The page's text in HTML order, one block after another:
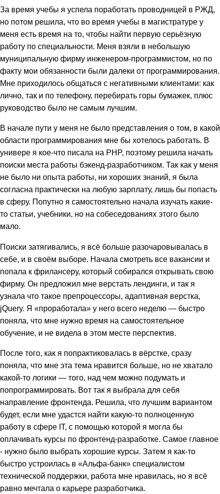
За время учебы я успела поработать проводницей в РЖД,
но потом решила, что во время учебы в магистратуре у
меня есть время на то, чтобы найти первую серьёзную
работу по специальности. Меня взяли в небольшую
муниципальную фирму инженером-программистом, но по
факту мои обязанности были далеки от программирования.
Мне приходилось общаться с негативными клиентами: как
лично, так и по телефону, перебирать горы бумажек, плюс
руководство было не самым лучшим.
В начале пути у меня не было представления о том, в какой
области программирования мне бы хотелось работать. В
универе я кое-что писала на PHP, поэтому решила начать
поиски места работы бэкенд-разработчиком. Так как у меня
не было ни опыта работы, ни хороших знаний, я была
согласна практически на любую зарплату, лишь бы попасть
в сферу. Попутно я самостоятельно начала изучать какие-
то статьи, учебники, но на собеседованиях этого было
мало.
Поиски затягивались, я всё больше разочаровывалась в
себе, и в своём выборе. Начала смотреть все вакансии и
попала к фрилансеру, который собирался открывать свою
фирму. Он предложил мне верстать лендинги, и так я
узнала что такое препроцессоры, адаптивная верстка,
jQuery. Я «проработала» у него всего неделю — быстро
поняла, что мне нужно время на самостоятельное
обучение, и не видела в этом месте перспектив.
После того, как я попрактиковалась в вёрстке, сразу
поняла, что мне эта тема нравится больше, но не хватало
какой-то логики — того, над чем можно подумать и
попрограммировать. Вот так я выбрала для себя
направление фронтенда. Решила, что лучшим вариантом
будет, если мне удастся найти какую-то полноценную
работу в сфере IT, с помощью которой я могла бы
оплачивать курсы по фронтенд-разработке. Самое главное
- нужно было выбрать хорошие курсы. Затем я как-то
быстро устроилась в «Альфа-банк» специалистом
технической поддержки, работа мне нравилась, но я всё
равно мечтала о карьере разработчика.